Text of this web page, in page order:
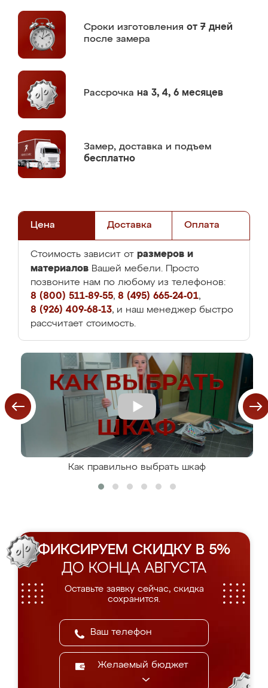
Сроки изготовления от 7 дней
после замера
Рассрочка на 3, 4, 6 месяцев
Замер, доставка и подъем
бесплатно
Цена Доставка Оплата
Стоимость зависит от размеров и
материалов Вашей мебели. Просто
позвоните нам по любому из телефонов:
8 (800) 511-89-55, 8 (495) 665-24-01,
8 (926) 409-68-13, и наш менеджер быстро
рассчитает стоимость.
Как правильно выбрать шкаф
ФИКСИРУЕМ СКИДКУ В 5%
ДО КОНЦА АВГУСТА
Оставьте заявку сейчас, скидка
сохранится.
Желаемый бюджет